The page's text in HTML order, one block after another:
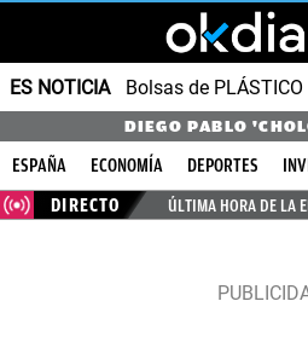
ES NOTICIA Bolsas de
DIEGO PABLO
ESPAÑA ECONOMÍA DEPORTES
DIRECTO
ÚLTIMA HORA DE LA